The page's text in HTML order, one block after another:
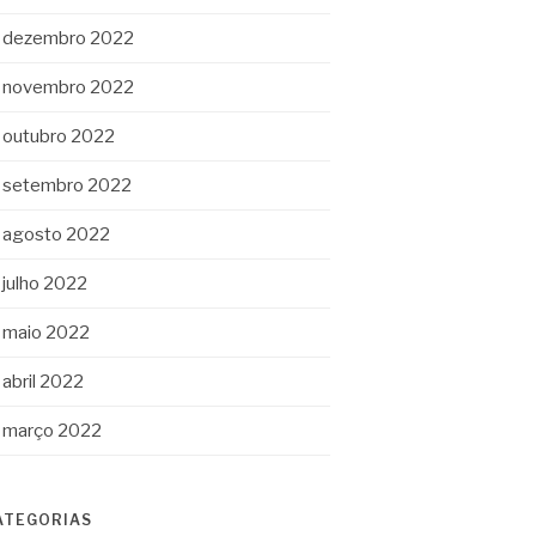
dezembro 2022
novembro 2022
outubro 2022
setembro 2022
agosto 2022
julho 2022
maio 2022
abril 2022
março 2022